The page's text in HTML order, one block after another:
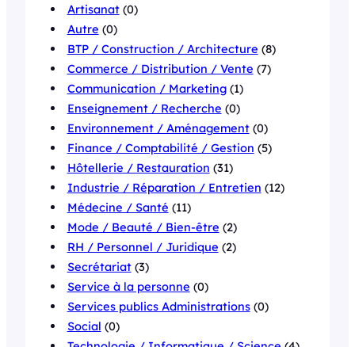
Artisanat(0)
Autre (0)
BTP / Construction / Architecture (8)
Commerce / Distribution / Vente (7)
Communication / Marketing(1)
Enseignement / Recherche (0)
Environnement / Aménagement(0)
Finance / Comptabilité / Gestion (5)
Hôtellerie / Restauration (31)
Industrie / Réparation / Entretien (12)
Médecine / Santé (11)
Mode / Beauté / Bien-être (2)
RH / Personnel / Juridique (2)
Secrétariat(3)
Service à la personne (0)
Services publics Administrations(0)
Social (0)